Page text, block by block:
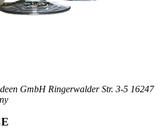
GmbH Ringerwalder Str. 3-5 16247